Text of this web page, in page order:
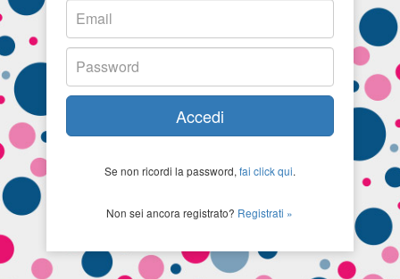
Accedi
Se non ricordi la password, fai click qui.
Non sei ancora registrato? Registrati »